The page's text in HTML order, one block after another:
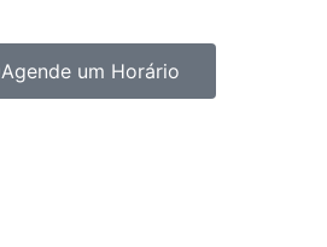
Agende um Horário